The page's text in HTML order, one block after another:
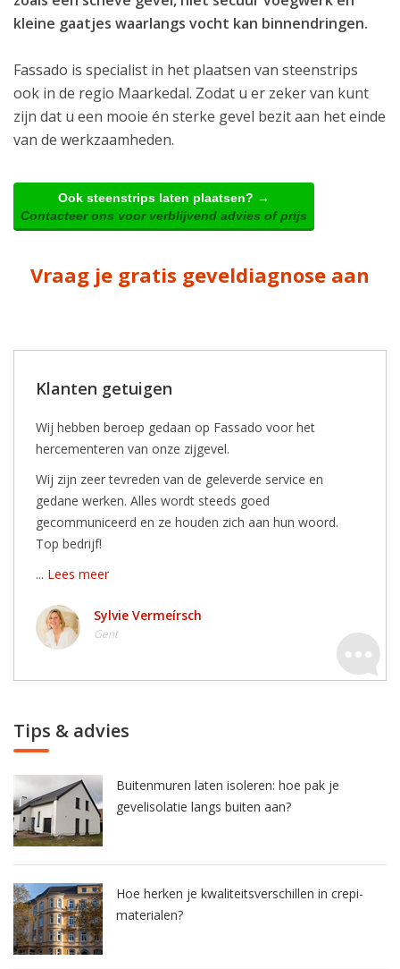
kleine gaatjes waarlangs vocht kan binnendringen.
Fassado is specialist in het plaatsen van steenstrips
ook in de regio Maarkedal. Zodat u er zeker van kunt
zijn dat u een mooie én sterke gevel bezit aan het einde
van de werkzaamheden.
Ook steenstrips laten plaatsen? →
Contacteer ons voor verblijvend advies of prijs
Vraag je gratis geveldiagnose aan
Klanten getuigen
Wij hebben beroep gedaan op Fassado voor het
hercementeren van onze zijgevel.
Wij zijn zeer tevreden van de geleverde service en
gedane werken. Alles wordt steeds goed
gecommuniceerd en ze houden zich aan hun woord.
Top bedrijf!
... Lees meer
Sylvie Vermeírsch
Gent
Tips & advies
Buitenmuren laten isoleren: hoe pak je
gevelisolatie langs buiten aan?
Hoe herken je kwaliteitsverschillen in crepi-
materialen?